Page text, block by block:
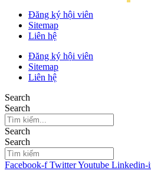
Đăng ký hội viên
Sitemap
Liên hệ
Đăng ký hội viên
Sitemap
Liên hệ
Search
Search
Search
Search
Facebook-f TwitterYoutube Linkedin-